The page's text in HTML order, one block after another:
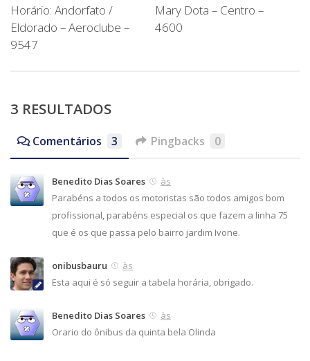
Horário: Andorfato /
Eldorado – Aeroclube –
9547
Mary Dota – Centro –
4600
3 RESULTADOS
Comentários 3 Pingbacks 0
Benedito Dias Soares
às
Parabéns a todos os motoristas são todos amigos bom
profissional, parabéns especial os que fazem a linha 75
que é os que passa pelo bairro jardim Ivone.
onibusbauru
às
Esta aqui é só seguir a tabela horária, obrigado.
Benedito Dias Soares
às
Orario do ônibus da quinta bela Olinda